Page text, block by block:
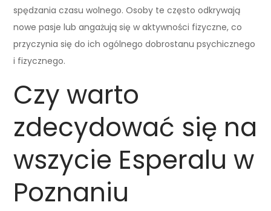
spędzania czasu wolnego. Osoby te często odkrywają
nowe pasje lub angażują się w aktywności fizyczne, co
przyczynia się do ich ogólnego dobrostanu psychicznego
i fizycznego.
Czy warto
zdecydować się na
wszycie Esperalu w
Poznaniu